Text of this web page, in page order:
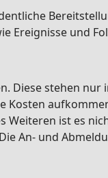
Ereignisse und
Diese stehen
ist es
An- und